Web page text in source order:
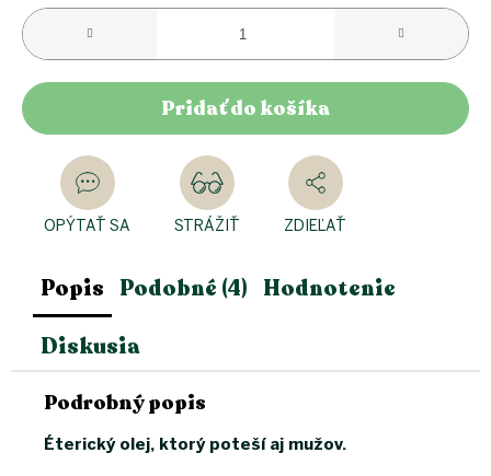
Pridať do košíka
OPÝTAŤ SA STRÁŽIŤ ZDIEĽAŤ
Popis Podobné (4) Hodnotenie
Diskusia
Podrobný popis
Éterický olej, ktorý poteší aj mužov.